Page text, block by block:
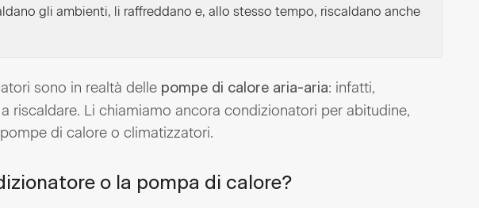
gli ambienti, li raffreddano e, allo stesso tempo, riscaldano anche
sono in realtà delle pompe di calore aria-aria: infatti,
riscaldare. Li chiamiamo ancora condizionatori per abitudine,
di calore o climatizzatori.
o la pompa di calore?